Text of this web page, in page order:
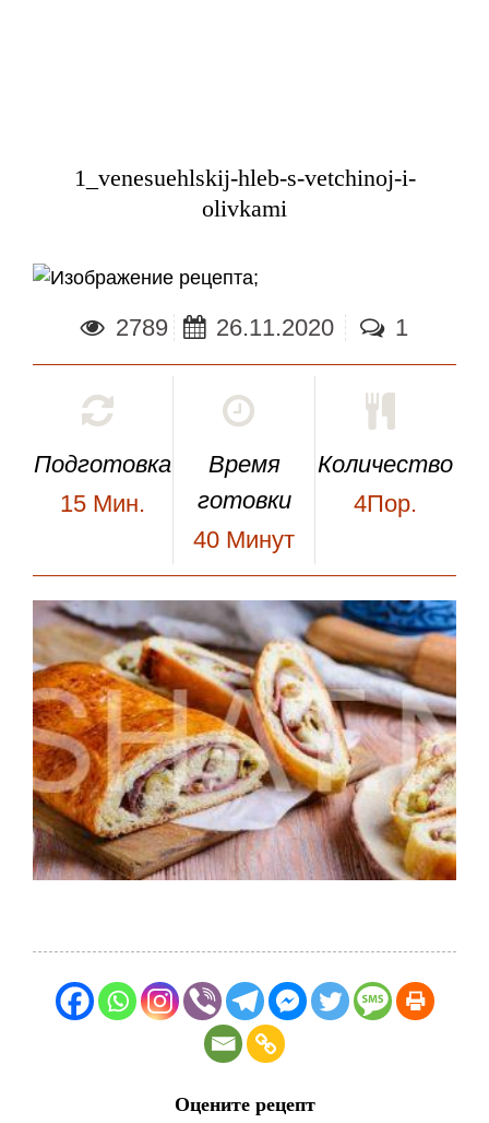
1_venesuehlskij-hleb-s-vetchinoj-i-
olivkami
;
2789 26.11.2020 1
Подготовка
15 Мин.
Время
готовки
40 Минут
Количество
4Пор.
Оцените рецепт